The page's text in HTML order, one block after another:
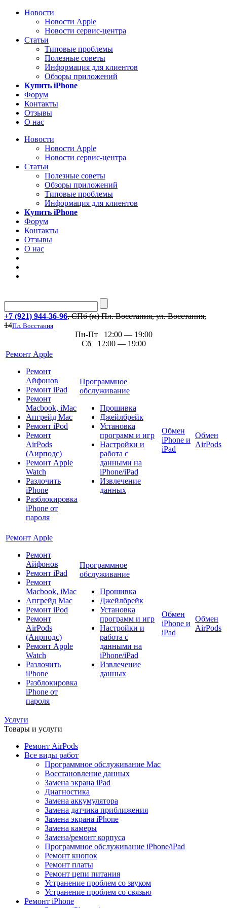
Новости
Новости Apple
Новости сервис-центра
Статьи
Типовые проблемы
Полезные советы
Информация для клиентов
Обзоры приложений
Купить iPhone
Форум
Контакты
Отзывы
О нас
Новости
Новости Apple
Новости сервис-центра
Статьи
Полезные советы
Обзоры приложений
Типовые проблемы
Информация для клиентов
Купить iPhone
Форум
Контакты
Отзывы
О нас
+7 (921) 944-36-96, СПб (м) Пл. Восстания, ул. Восстания,
14Пл. Восстания
Пн-Пт 12:00 — 19:00
Сб 12:00 — 19:00
Ремонт Apple
Ремонт
Айфонов
Ремонт iPad
Ремонт
Macbook, iMac
Апгрейд Mac
Ремонт iPod
Ремонт
AirPods
(Аирподс)
Ремонт Apple
Watch
Разлочить
iPhone
Разблокировка
iPhone от
пароля
Программное
обслуживание
Прошивка
Джейлбрейк
Установка
программ и игр
Настройки и
работа с
данными на
iPhone/iPad
Извлечение
данных
Обмен
iPhone и
iPad
Обмен
AirPods
Ремонт Apple
Ремонт
Айфонов
Ремонт iPad
Ремонт
Macbook, iMac
Апгрейд Mac
Ремонт iPod
Ремонт
AirPods
(Аирподс)
Ремонт Apple
Watch
Разлочить
iPhone
Разблокировка
iPhone от
пароля
Программное
обслуживание
Прошивка
Джейлбрейк
Установка
программ и игр
Настройки и
работа с
данными на
iPhone/iPad
Извлечение
данных
Обмен
iPhone и
iPad
Обмен
AirPods
Услуги
Товары и услуги
Ремонт AirPods
Все виды работ
Программное обслуживание Mac
Восстановление данных
Замена экрана iPad
Диагностика
Замена аккумулятора
Замена датчика приближения
Замена экрана iPhone
Замена камеры
Замена/ремонт корпуса
Программное обслуживание iPhone/iPad
Ремонт кнопок
Ремонт платы
Ремонт цепи питания
Устранение проблем со звуком
Устранение проблем со связью
Ремонт iPhone